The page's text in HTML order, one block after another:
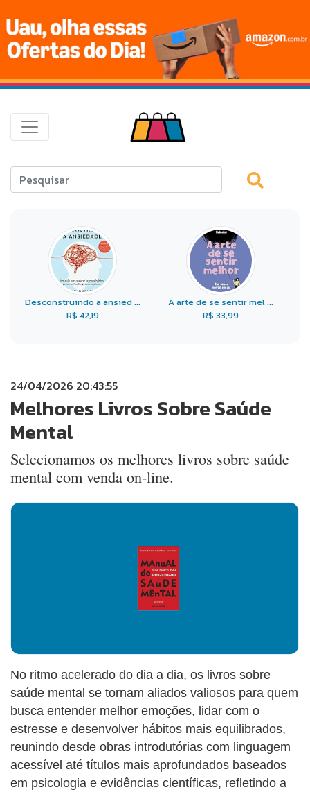
Desconstruindo a ansied ...
R$ 42,19
A arte de se sentir mel ...
R$ 33,99
24/04/2026 20:43:55
Melhores Livros Sobre Saúde
Mental
Selecionamos os melhores livros sobre saúde
mental com venda on-line.
No ritmo acelerado do dia a dia, os livros sobre
saúde mental se tornam aliados valiosos para quem
busca entender melhor emoções, lidar com o
estresse e desenvolver hábitos mais equilibrados,
reunindo desde obras introdutórias com linguagem
acessível até títulos mais aprofundados baseados
em psicologia e evidências científicas, refletindo a